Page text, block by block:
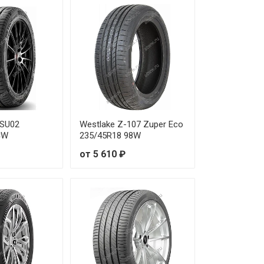
от 11 590 ₽
от 11 600 ₽
от 10 750 ₽
от 12 460 ₽
от 8 570 ₽
от 8 470 ₽
от 8 460 ₽
от 12 900 ₽
Westlake Z-107 Zuper Eco
235/45R18 98W
от 5 610 ₽